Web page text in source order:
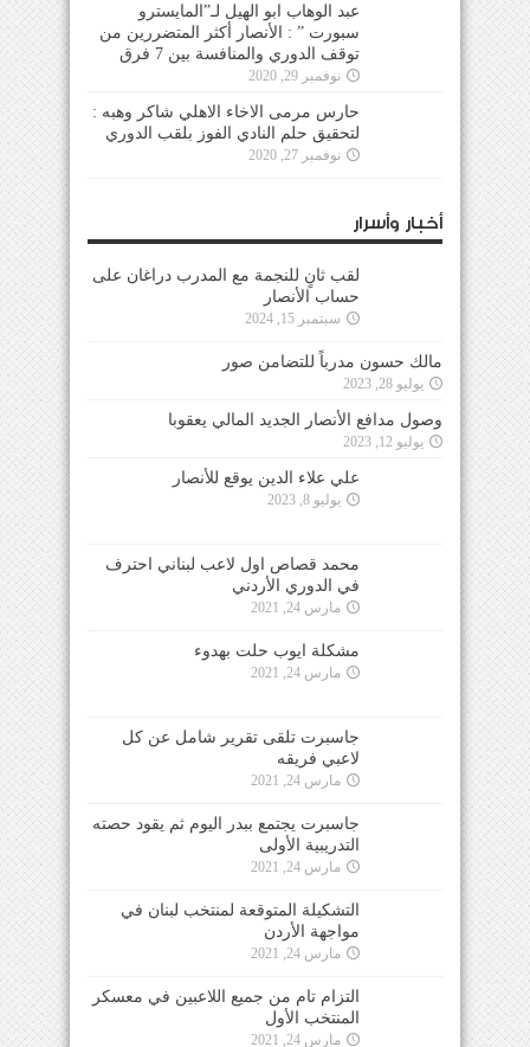
عبد الوهاب ابو الهيل لـ”المايسترو
سبورت ” : الأنصار أكثر المتضررين من
توقف الدوري والمنافسة بين 7 فرق
نوفمبر 29, 2020
حارس مرمى الاخاء الاهلي شاكر وهبه :
لتحقيق حلم النادي الفوز بلقب الدوري
نوفمبر 27, 2020
أخبار وأسرار
لقب ثانٍ للنجمة مع المدرب دراغان على
حساب الأنصار
سبتمبر 15, 2024
مالك حسون مدرباً للتضامن صور
يوليو 28, 2023
وصول مدافع الأنصار الجديد المالي يعقوبا
يوليو 12, 2023
علي علاء الدين يوقع للأنصار
يوليو 8, 2023
محمد قصاص اول لاعب لبناني احترف
في الدوري الأردني
مارس 24, 2021
مشكلة ايوب حلت بهدوء
مارس 24, 2021
جاسبرت تلقى تقرير شامل عن كل
لاعبي فريقه
مارس 24, 2021
جاسبرت يجتمع ببدر اليوم ثم يقود حصته
التدريبية الأولى
مارس 24, 2021
التشكيلة المتوقعة لمنتخب لبنان في
مواجهة الأردن
مارس 24, 2021
التزام تام من جميع اللاعبين في معسكر
المنتخب الأول
مارس 24, 2021